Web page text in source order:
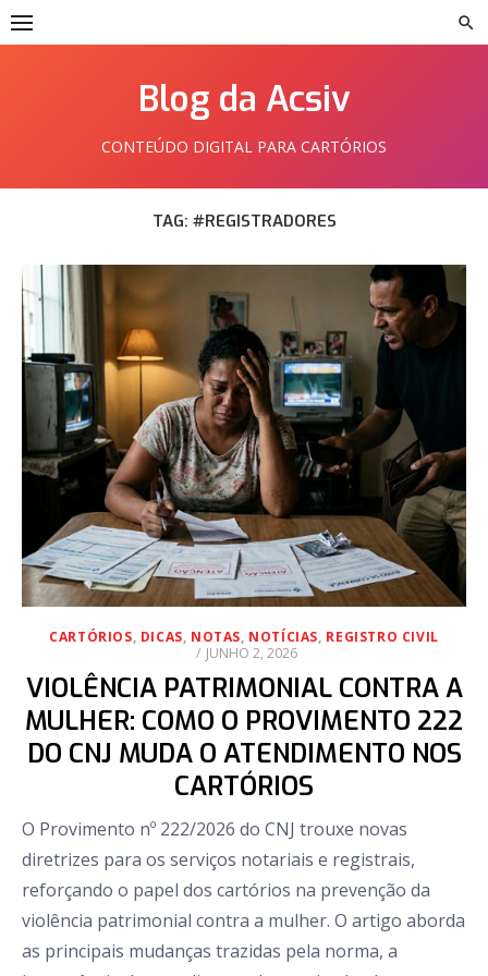
Skip
to
Blog da Acsiv
CONTEÚDO DIGITAL PARA CARTÓRIOS
TAG: #REGISTRADORES
CARTÓRIOS, DICAS, NOTAS, NOTÍCIAS, REGISTRO CIVIL
POSTED
JUNHO 2, 2026
VIOLÊNCIA PATRIMONIAL CONTRA A
MULHER: COMO O PROVIMENTO 222
DO CNJ MUDA O ATENDIMENTO NOS
CARTÓRIOS
O Provimento nº 222/2026 do CNJ trouxe novas
diretrizes para os serviços notariais e registrais,
reforçando o papel dos cartórios na prevenção da
violência patrimonial contra a mulher. O artigo aborda
as principais mudanças trazidas pela norma, a